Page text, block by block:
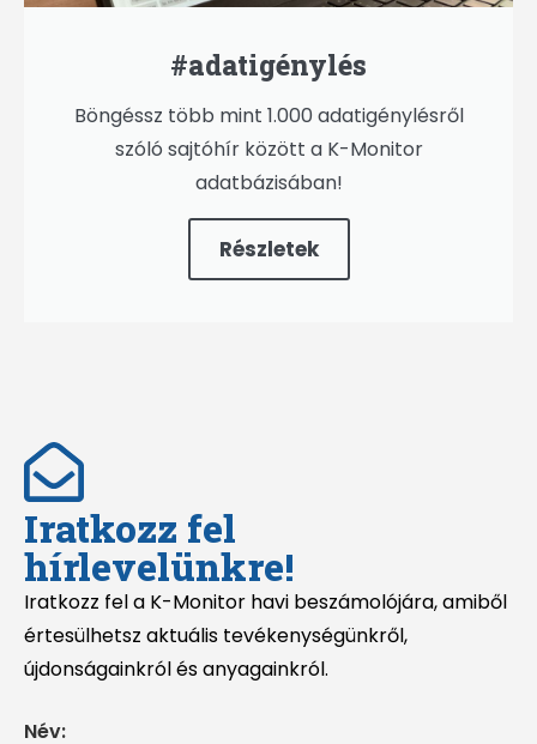
#adatigénylés
Böngéssz több mint 1.000 adatigénylésről
szóló sajtóhír között a K-Monitor
adatbázisában!
Részletek
Iratkozz fel
hírlevelünkre!
Iratkozz fel a K-Monitor havi beszámolójára, amiből
értesülhetsz aktuális tevékenységünkről,
újdonságainkról és anyagainkról.
Név: